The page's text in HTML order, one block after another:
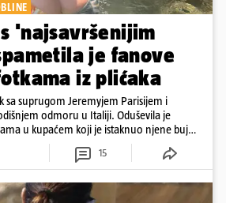
s 'najsavršenijim
je fanove
iz plićaka
sa suprugom Jeremyjem Parisijem i
odmoru u Italiji. Oduševila je
u kupaćem koji je istaknuo njene bujne
15